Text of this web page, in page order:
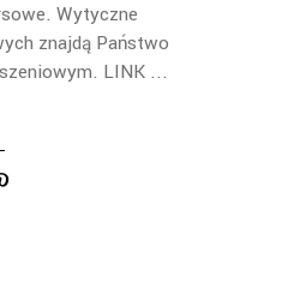
Wytyczne
znajdą Państwo
LINK